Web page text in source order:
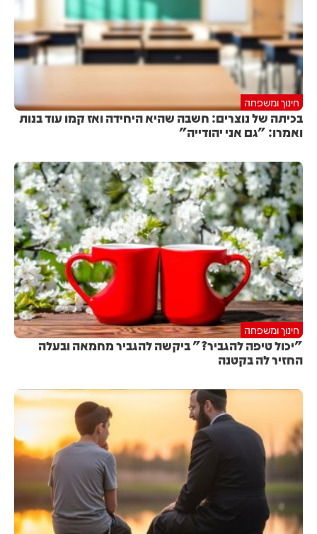
חינוך ומשפחה
בכיתה של נוצרים: חשבה שהיא היחידה ואז קמו עוד בנות
ואמרו: "גם אני יהודייה"
חינוך ומשפחה
"יכול טיפה להגביר?" ביקשה להגביר מחמאה ובעלה
החזיר לה בקטנה